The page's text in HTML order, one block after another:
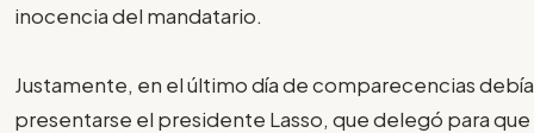
inocencia del mandatario.
Justamente, en el último día de comparecencias debía
presentarse el presidente Lasso, que delegó para que